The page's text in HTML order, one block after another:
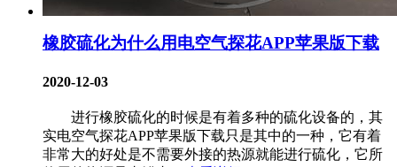
橡胶硫化为什么用电空气探花APP苹果版下载
2020-12-03
进行橡胶硫化的时候是有着多种的硫化设备的，其
实电空气探花APP苹果版下载只是其中的一种，它有着
非常大的好处是不需要外接的热源就能进行硫化，它所